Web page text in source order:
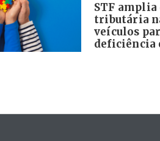
STF
tributária
veículos
deficiência